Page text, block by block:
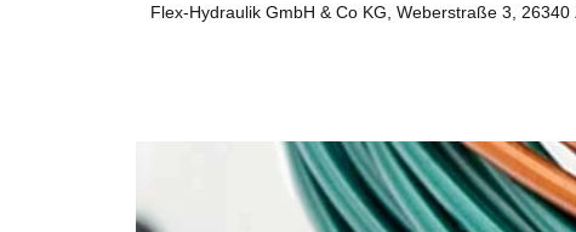
Flex-Hydraulik GmbH & Co KG, Weberstraße 3,